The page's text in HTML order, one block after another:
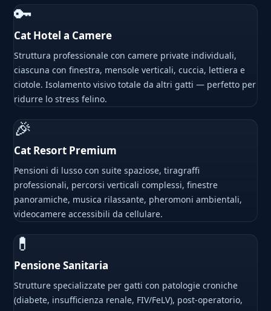
🔑
Cat Hotel a Camere
Struttura professionale con camere private individuali,
ciascuna con finestra, mensole verticali, cuccia, lettiera e
ciotole. Isolamento visivo totale da altri gatti — perfetto per
ridurre lo stress felino.
🎉
Cat Resort Premium
Pensioni di lusso con suite spaziose, tiragraffi
professionali, percorsi verticali complessi, finestre
panoramiche, musica rilassante, pheromoni ambientali,
videocamere accessibili da cellulare.
💊
Pensione Sanitaria
Strutture specializzate per gatti con patologie croniche
(diabete, insufficienza renale, FIV/FeLV), post-operatorio,